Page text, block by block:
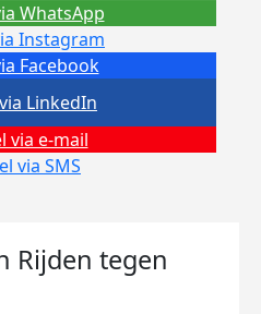
Facebook
Instagram
via e-mail
via SMS
LinkedIn
WhatsApp
Rijden tegen